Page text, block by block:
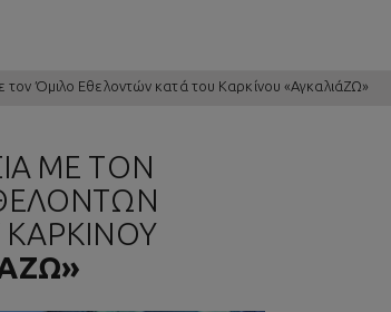
τον Όμιλο Εθελοντών κατά του Καρκίνου «ΑγκαλιάΖΩ»
ΜΕ ΤΟΝ